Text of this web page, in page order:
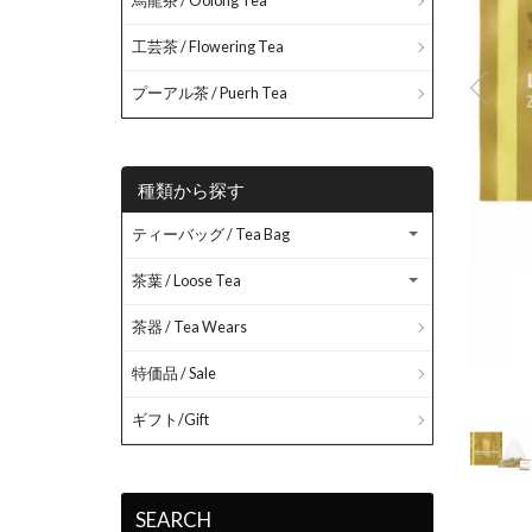
工芸茶 / Flowering Tea
プーアル茶 / Puerh Tea
種類から探す
ティーバッグ / Tea Bag
茶葉 / Loose Tea
茶器 / Tea Wears
特価品 / Sale
ギフト/Gift
SEARCH